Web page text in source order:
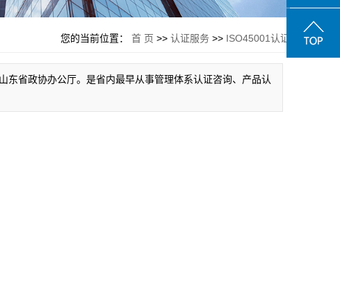
您的当前位置： 首 页 >> 认证服务 >> ISO45001认证
省政协办公厅。是省内最早从事管理体系认证咨询、产品认